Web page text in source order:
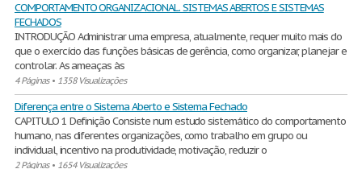
COMPORTAMENTO ORGANIZACIONAL. SISTEMAS ABERTOS E SISTEMAS
FECHADOS
INTRODUÇÃO Administrar uma empresa, atualmente, requer muito mais do
que o exercício das funções básicas de gerência, como organizar, planejar e
controlar. As ameaças às
4 Páginas• 1358 Visualizações
Diferença entre o Sistema Aberto e Sistema Fechado
CAPITULO 1 Definição Consiste num estudo sistemático do comportamento
humano, nas diferentes organizações, como trabalho em grupo ou
individual, incentivo na produtividade, motivação, reduzir o
2 Páginas• 1654 Visualizações